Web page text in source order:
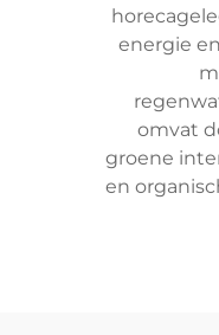
energie
omvat
groene
en